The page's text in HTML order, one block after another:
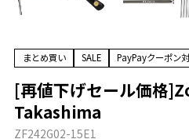
まとめ買い SALE PayPayクーポン
[再値下げセール価格
Takashima
ZF242G02-15E1